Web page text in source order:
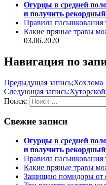
Огурцы в средней
и получить
Правила пасынкования
Какие пряные травы
03.06.2020
Навигация по
Предыдущая запись;Хохлома
Следующая запись:
Поиск:
Свежие записи
Огурцы в средней
и получить
Правила пасынкования
Какие пряные травы
Защищаю помидоры от